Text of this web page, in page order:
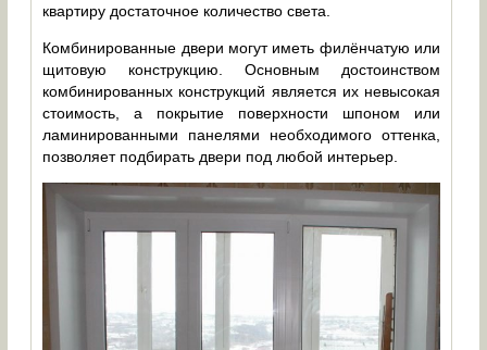
квартиру достаточное количество света.
Комбинированные двери могут иметь филёнчатую или
щитовую конструкцию. Основным достоинством
комбинированных конструкций является их невысокая
стоимость, а покрытие поверхности шпоном или
ламинированными панелями необходимого оттенка,
позволяет подбирать двери под любой интерьер.